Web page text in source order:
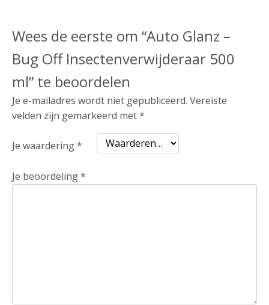
Wees de eerste om “Auto Glanz –
Bug Off Insectenverwijderaar 500
ml” te beoordelen
Je e-mailadres wordt niet gepubliceerd. Vereiste
velden zijn gemarkeerd met*
Je waardering*
Je beoordeling*